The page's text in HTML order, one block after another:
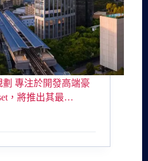
劃 專注於開發高端豪
，將推出其最…